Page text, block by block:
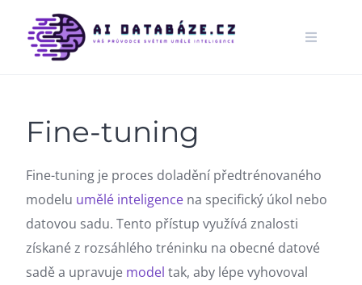
content
Fine-tuning
Fine-tuning je proces doladění předtrénovaného
modelu umělé inteligence na specifický úkol nebo
datovou sadu. Tento přístup využívá znalosti
získané z rozsáhlého tréninku na obecné datové
sadě a upravuje model tak, aby lépe vyhovoval